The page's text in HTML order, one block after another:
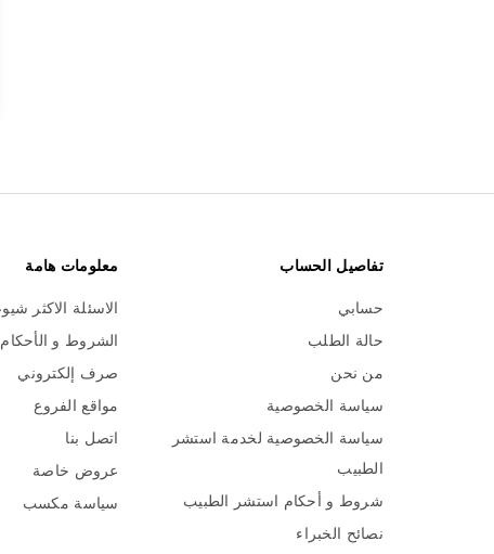
تفاصيل الحساب
حسابي
حالة الطلب
من نحن
سياسة الخصوصية
سياسة الخصوصية لخدمة استشر
الطبيب
شروط و أحكام استشر الطبيب
نصائح الخبراء
معلومات هامة
الاسئلة الاكثر
الشروط و الأحكام
صرف إلكتروني
مواقع الفروع
اتصل بنا
عروض خاصة
سياسة مكسب